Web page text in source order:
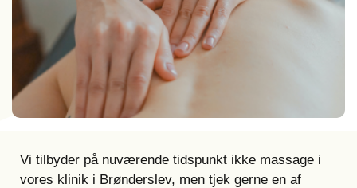
Vi tilbyder på nuværende tidspunkt ikke massage i
vores klinik i Brønderslev, men tjek gerne en af